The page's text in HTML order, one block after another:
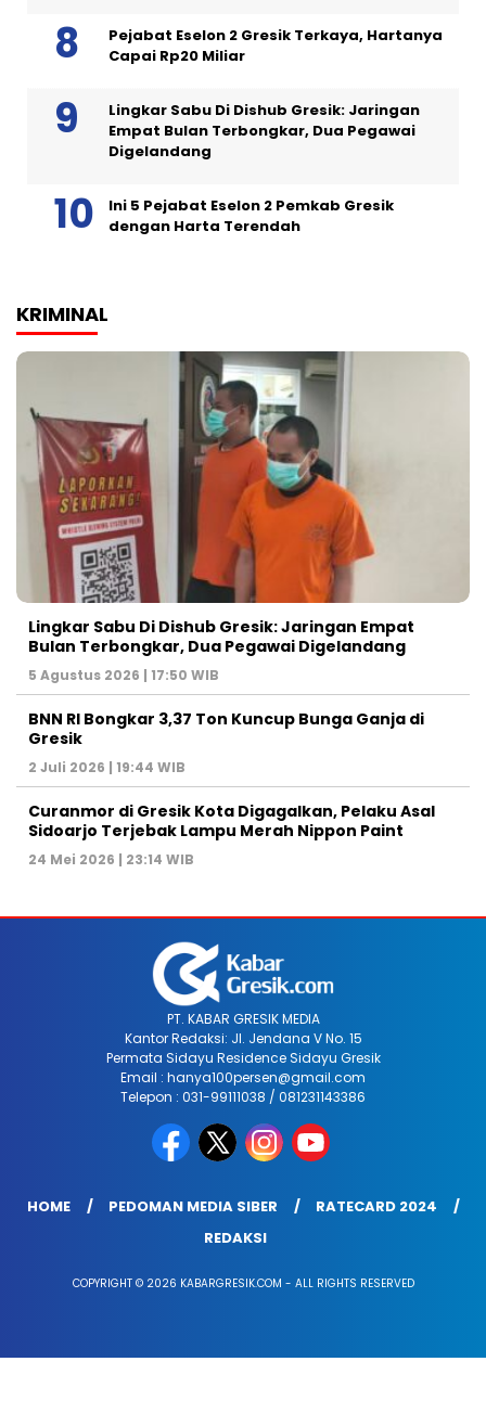
Pejabat Eselon 2 Gresik Terkaya, Hartanya
Capai Rp20 Miliar
Lingkar Sabu Di Dishub Gresik: Jaringan
Empat Bulan Terbongkar, Dua Pegawai
Digelandang
Ini 5 Pejabat Eselon 2 Pemkab Gresik
dengan Harta Terendah
KRIMINAL
Lingkar Sabu Di Dishub Gresik: Jaringan Empat
Bulan Terbongkar, Dua Pegawai Digelandang
5 Agustus 2026 | 17:50 WIB
BNN RI Bongkar 3,37 Ton Kuncup Bunga Ganja di
Gresik
2 Juli 2026 | 19:44 WIB
Curanmor di Gresik Kota Digagalkan, Pelaku Asal
Sidoarjo Terjebak Lampu Merah Nippon Paint
24 Mei 2026 | 23:14 WIB
PT. KABAR GRESIK MEDIA
Kantor Redaksi: Jl. Jendana V No. 15
Permata Sidayu Residence Sidayu Gresik
Email : hanya100persen@gmail.com
Telepon : 031-99111038 / 081231143386
HOME PEDOMAN MEDIA SIBER
RATECARD 2024
REDAKSI
COPYRIGHT © 2026 KABARGRESIK.COM - ALL RIGHTS RESERVED